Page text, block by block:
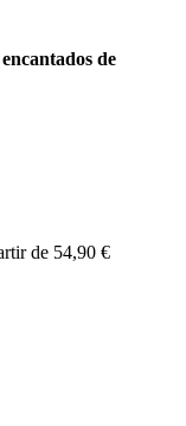
de
de 54,90 €